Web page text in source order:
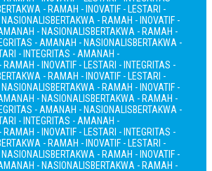
- RAMAH - INOVATIF - LESTARI -
BERTAKWA - RAMAH - INOVATIF -
- NASIONALISBERTAKWA - RAMAH -
- AMANAH - NASIONALISBERTAKWA -
- INTEGRITAS - AMANAH -
RAMAH - INOVATIF - LESTARI - INTEGRITAS -
- RAMAH - INOVATIF - LESTARI -
BERTAKWA - RAMAH - INOVATIF -
- NASIONALISBERTAKWA - RAMAH -
- AMANAH - NASIONALISBERTAKWA -
- INTEGRITAS - AMANAH -
RAMAH - INOVATIF - LESTARI - INTEGRITAS -
- RAMAH - INOVATIF - LESTARI -
BERTAKWA - RAMAH - INOVATIF -
- NASIONALISBERTAKWA - RAMAH -